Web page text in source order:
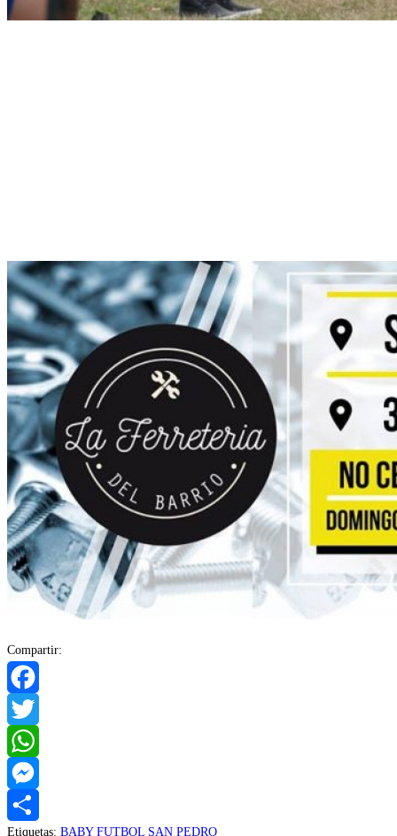
Compartir:
Facebook
Twitter
WhatsApp
Messenger
Etiquetas: BABY FUTBOL SAN PEDRO